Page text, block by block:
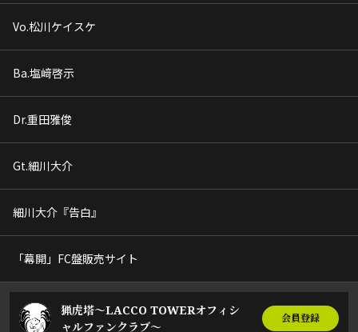
Vo.松川ケイスケ
Ba.塩﨑啓示
Dr.重田雅俊
Gt.細川大介
細川大介『告白』
「幕開」FC盤販売サイト
猟虎塔～LACCO TOWERオフィシ
ャルファンクラブ～
会員登録